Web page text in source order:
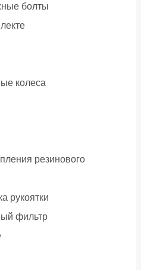
болты
колеса
резинового
рукоятки
фильтр